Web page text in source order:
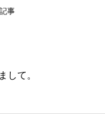
事
して。